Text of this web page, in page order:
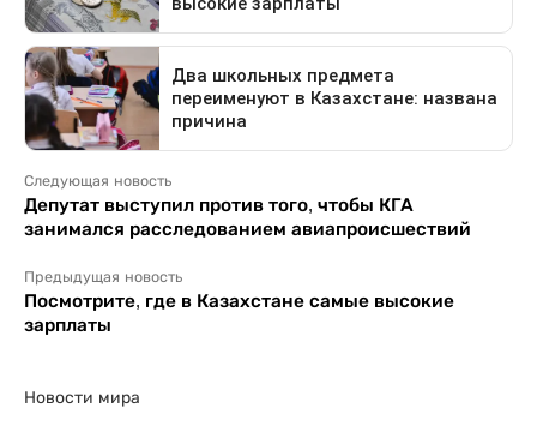
Следующая новость
Депутат выступил против того, чтобы КГА
занимался расследованием авиапроисшествий
Предыдущая новость
Посмотрите, где в Казахстане самые высокие
зарплаты
Новости мира